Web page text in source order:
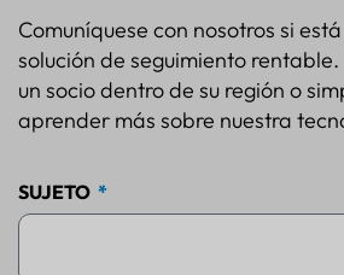
Comuníquese con nosotros si
solución de seguimiento rentable.
un socio dentro de su región o
aprender más sobre nuestra
SUJETO